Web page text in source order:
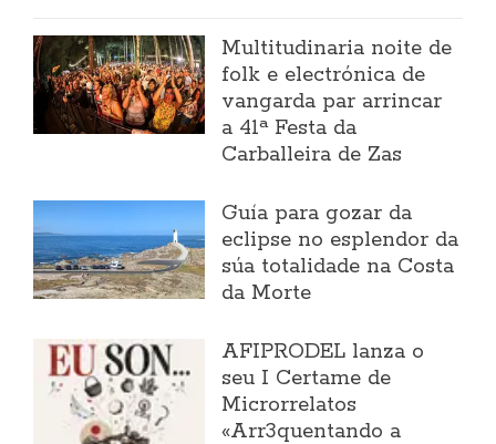
Multitudinaria noite de
folk e electrónica de
vangarda par arrincar
a 41ª Festa da
Carballeira de Zas
Guía para gozar da
eclipse no esplendor da
súa totalidade na Costa
da Morte
AFIPRODEL lanza o
seu I Certame de
Microrrelatos
«Arr3quentando a